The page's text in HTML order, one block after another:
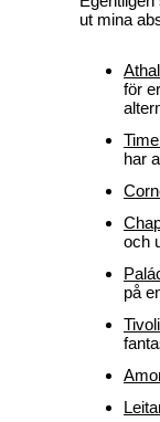
ut mina
för
har
och
på
Tivoli